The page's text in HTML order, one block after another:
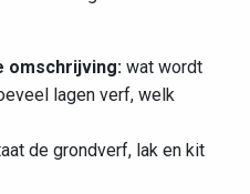
omschrijving: wat wordt
lagen verf, welk
de grondverf, lak en kit